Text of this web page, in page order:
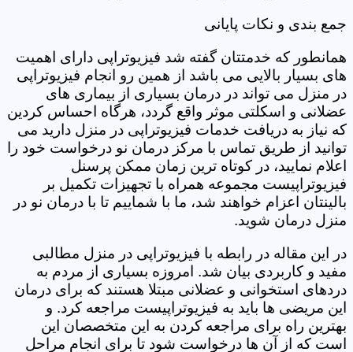
جمع بندی و نکات پایانی
همانطور که خدمتتان گفته شد فیزیوتراپی دارای اهمیت
های بسیار بالایی می باشد از همین رو انجام فیزیوتراپی
در منزل می تواند در درمان بسیاری از بیماری های
عضلانی و اسکلتی موثر واقع گردد، هرگاه احساس کردین
که نیاز به دریافت خدمات فیزیوتراپی در منزل دارید می
توانید از طریق تماس با مرکز درمان نو درخواست خود را
اعلام نمایید، در کوتاه ترین زمان ممکن پرسنل
فیزیوتراپیست مجموعه همراه با تجهیزات تکمیل بر
بالینتان اعزام خواهند شد، ما با شماییم تا با درمان نو در
منزل درمان شوید.
در این مقاله در رابطه با فیزیوتراپی در منزل مطالبی
مفید و کاربردی بیان شد. امروزه بسیاری از مردم به
دردهای استخوانی و عضلانی مبتلا هستند که برای درمان
این مریضی ها باید به فیزیوتراپیست مراجعه کرد. و
بهترین راه برای مراجعه کردن به این متخصصان این
است که از آن ها درخواست شود تا برای انجام مراحل